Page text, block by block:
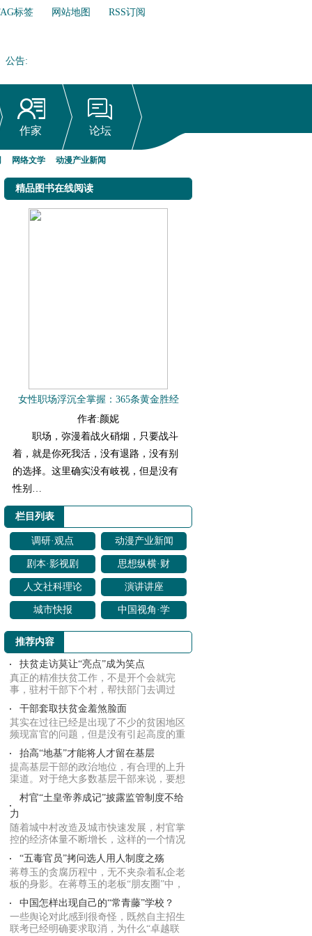
标签 网站地图
RSS订阅
公告:
网络文学行业自律倡议书
作家 论坛
网络文学 动漫产业新闻
精品图书在线阅读
女性职场浮沉全掌握：365条黄金胜经
作者:颜妮
​职场，弥漫着战火硝烟，只要战斗
着，就是你死我活，没有退路，没有别
的选择。这里确实没有岐视，但是没有
性别…
栏目列表
调研·观点 动漫产业新闻
剧本·影视剧
改编
思想纵横·财
经聚焦
人文社科理论
研究
演讲讲座
城市快报
中国视角·学
推荐内容
扶贫走访莫让“亮点”成为笑点
真正的精准扶贫工作，不是开个会就完
事，驻村干部下个村，帮扶部门去调过
研，更不是为...
干部套取扶贫金羞煞脸面
其实在过往已经是出现了不少的贫困地区
频现富官的问题，但是没有引起高度的重
视。曾经...
抬高“地基”才能将人才留在基层
提高基层干部的政治地位，有合理的上升
渠道。对于绝大多数基层干部来说，要想
混个实职...
村官“土皇帝养成记”披露监管制度不给
力
随着城中村改造及城市快速发展，村官掌
控的经济体量不断增长，这样的一个情况
就给他们...
“五毒官员”拷问选人用人制度之殇
蒋尊玉的贪腐历程中，无不夹杂着私企老
板的身影。在蒋尊玉的老板“朋友圈”中，
更不乏...
中国怎样出现自己的“常青藤”学校？
一些舆论对此感到很奇怪，既然自主招生
联考已经明确要求取消，为什么“卓越联